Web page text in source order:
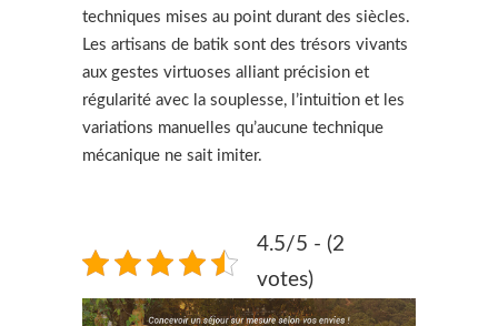
techniques mises au point durant des siècles.
Les artisans de batik sont des trésors vivants
aux gestes virtuoses alliant précision et
régularité avec la souplesse, l’intuition et les
variations manuelles qu’aucune technique
mécanique ne sait imiter.
4.5/5 - (2
votes)